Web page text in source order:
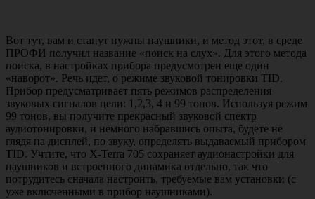
Вот тут, вам и станут нужны наушники, и метод этот, в среде
ПРОФИ получил название «поиск на слух». Для этого метода
поиска, в настройках прибора предусмотрен еще один
«наворот». Речь идет, о режиме звуковой тонировки TID.
Прибор предусматривает пять режимов распределения
звуковых сигналов цели: 1,2,3, 4 и 99 тонов. Используя режим
99 тонов, вы получите прекрасный звуковой спектр
аудиотонировки, и немного набравшись опыта, будете не
глядя на дисплей, по звуку, определять выдаваемый прибором
TID. Учтите, что X-Terra 705 сохраняет аудионастройки для
наушников и встроенного динамика отдельно, так что
потрудитесь сначала настроить, требуемые вам установки (с
уже включенными в прибор наушниками).